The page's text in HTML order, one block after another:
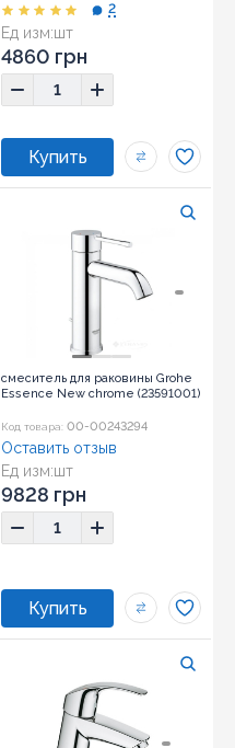
Ед изм:шт
2
4860 грн
смеситель для раковины Grohe
Essence New chrome (23591001)
Код товара: 00-00243294
Ед изм:шт
Оставить отзыв
9828 грн